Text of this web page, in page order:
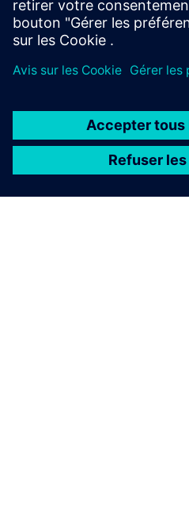
sur les usines et les installations